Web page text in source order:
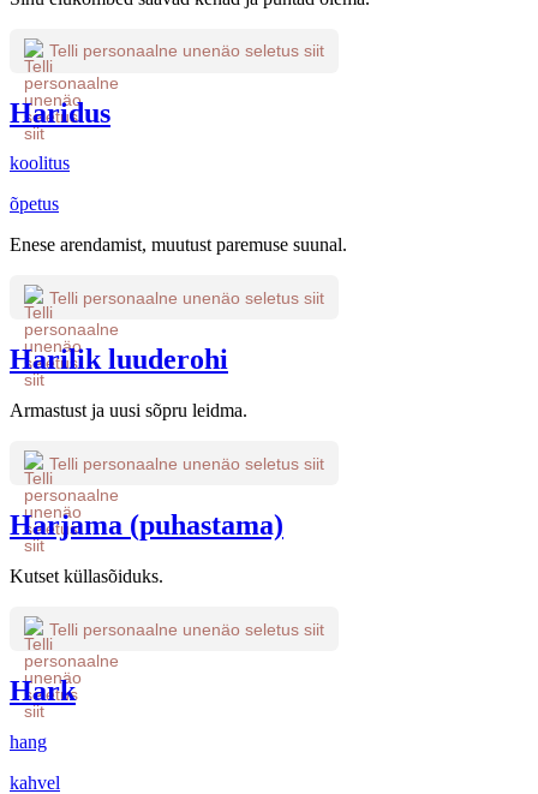
Telli personaalne unenäo seletus siit
Haridus
koolitus
õpetus
Enese arendamist, muutust paremuse suunal.
Telli personaalne unenäo seletus siit
Harilik luuderohi
Armastust ja uusi sõpru leidma.
Telli personaalne unenäo seletus siit
Harjama (puhastama)
Kutset küllasõiduks.
Telli personaalne unenäo seletus siit
Hark
hang
kahvel